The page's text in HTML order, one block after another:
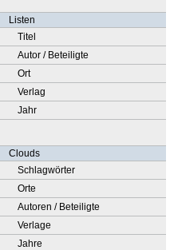
Listen
Titel
Autor / Beteiligte
Ort
Verlag
Jahr
Clouds
Schlagwörter
Orte
Autoren / Beteiligte
Verlage
Jahre